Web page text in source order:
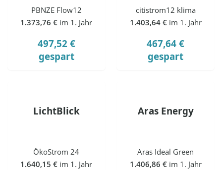
PBNZE Flow12
1.373,76 € im 1. Jahr
497,52 €
gespart
citistrom12 klima
1.403,64 € im 1. Jahr
467,64 €
gespart
LichtBlick
ÖkoStrom 24
1.640,15 € im 1. Jahr
Aras Energy
Aras Ideal Green
1.406,86 € im 1. Jahr